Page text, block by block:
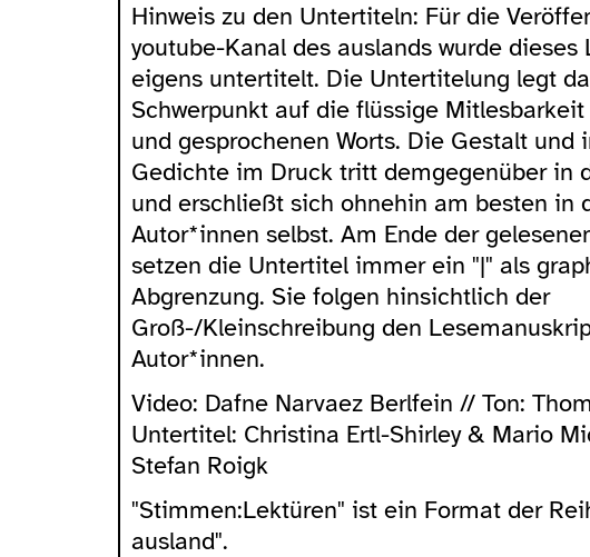
Hinweis zu den Untertiteln: Für die
youtube-Kanal des auslands wurde dieses
eigens untertitelt. Die Untertitelung legt
Schwerpunkt auf die flüssige
und gesprochenen Worts. Die Gestalt und
Gedichte im Druck tritt demgegenüber in
und erschließt sich ohnehin am besten in
Autor*innen selbst. Am Ende der
setzen die Untertitel immer ein "|" als
Abgrenzung. Sie folgen hinsichtlich der
Groß-/Kleinschreibung den
Autor*innen.
Video: Dafne Narvaez Berlfein // Ton:
Untertitel: Christina Ertl-Shirley & Mario
Stefan Roigk
"Stimmen:Lektüren" ist ein Format der
ausland".